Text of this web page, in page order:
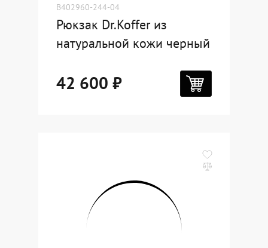
B402960-244-04
Рюкзак Dr.Koffer из
натуральной кожи черный
42 600 ₽